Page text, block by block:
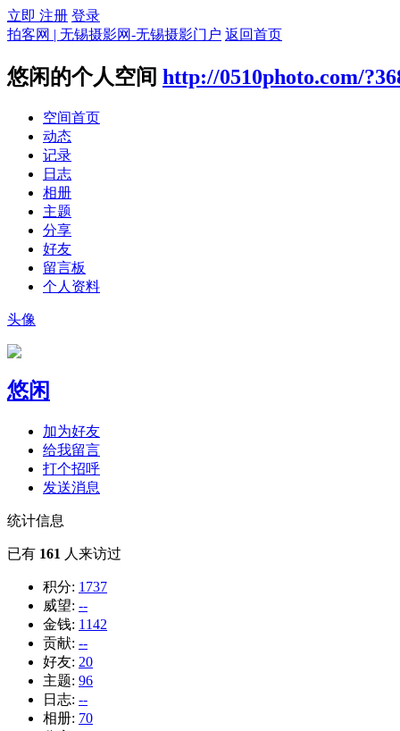
立即 注册 登录
拍客网 | 无锡摄影网-无锡摄影门户 返回首页
悠闲的个人空间 http://0510photo.com/
空间首页
动态
记录
日志
相册
主题
分享
好友
留言板
个人资料
头像
悠闲
加为好友
给我留言
打个招呼
发送消息
统计信息
已有 161 人来访过
积分: 1737
威望: --
金钱: 1142
贡献: --
好友: 20
主题: 96
日志: --
相册: 70